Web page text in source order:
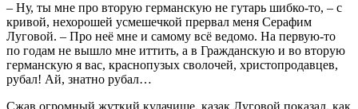
– Ну, ты мне про вторую германскую не гутарь шибко-то, – с
кривой, нехорошей усмешечкой прервал меня Серафим
Луговой. – Про неё мне и самому всё ведомо. На первую-то
по годам не вышло мне иттить, а в Гражданскую и во вторую
германскую я вас, краснопузых сволочей, христопродавцев,
рубал! Ай, знатно рубал…